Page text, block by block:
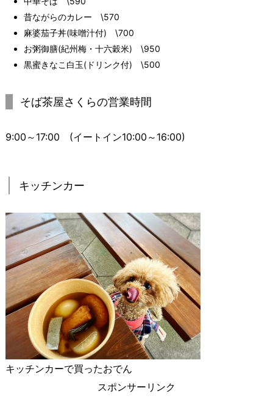
昔ながらのカレー \570
麻婆茄子丼(味噌汁付) \700
お粥御膳(紀州梅・十六穀米) \950
黒蜜きなこ白玉(ドリンク付) \500
そば茶屋さくらの営業時間
9:00～17:00 (イートイン10:00～16:00)
キッチンカー
キッチンカーで買ったおでん
スポンサーリンク